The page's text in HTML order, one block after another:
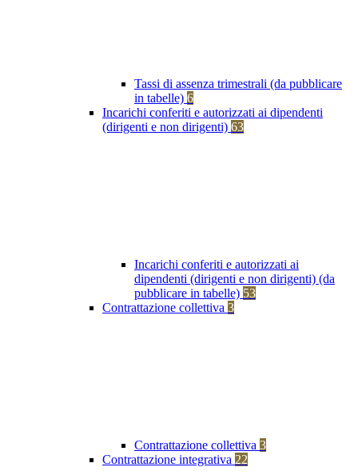
Tassi di assenza trimestrali (da pubblicare
in tabelle) 6
Incarichi conferiti e autorizzati ai dipendenti
(dirigenti e non dirigenti) 63
Incarichi conferiti e autorizzati ai
dipendenti (dirigenti e non dirigenti) (da
pubblicare in tabelle) 53
Contrattazione collettiva 3
Contrattazione collettiva 3
Contrattazione integrativa 22